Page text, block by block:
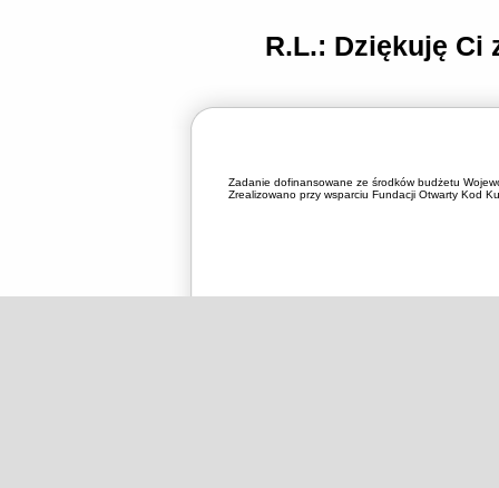
R.L.: Dziękuję Ci
Zadanie dofinansowane ze środków budżetu
Zrealizowano przy wsparciu Fundacji Otwarty Kod